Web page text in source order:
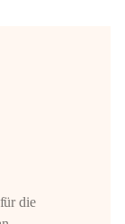
die